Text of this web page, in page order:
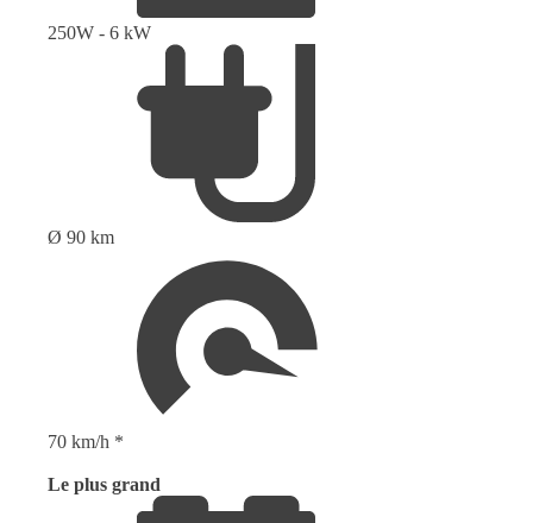
250W - 6 kW
Ø 90 km
70 km/h *
Le plus grand